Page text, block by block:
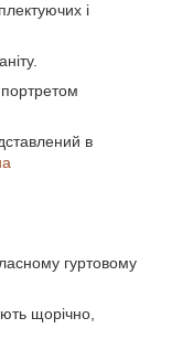
і
в
гуртовому
щорічно,